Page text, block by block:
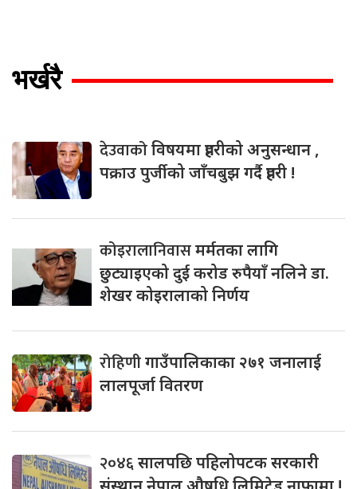
भर्खरै
देउवाकोविषयमा प्रहरीको अनुसन्धान ,
पक्राउ पुर्जीको जाँचबुझ गर्दै प्रहरी !
कोइरालानिवासमर्मतका लागि
छुट्याइएको दुई करोड रुपैयाँ नलिने डा.
शेखर कोइरालाको निर्णय
रोहिणीगाउँपालिकाका २७१ जनालाई
लालपूर्जा वितरण
२०४६सालपछि पहिलोपटक सरकारी